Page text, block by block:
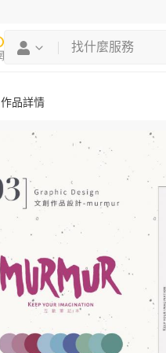
作品詳情